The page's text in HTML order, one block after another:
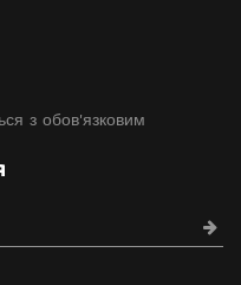
з обов'язковим